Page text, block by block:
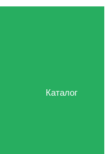
Каталог